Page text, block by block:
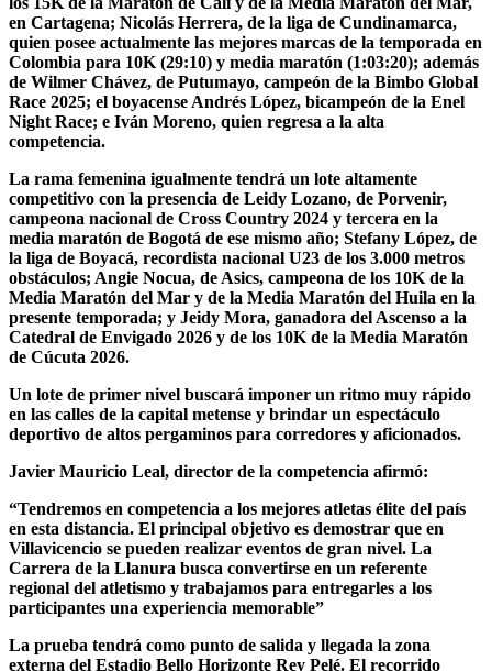
en Cartagena; Nicolás Herrera, de la liga de Cundinamarca,
quien posee actualmente las mejores marcas de la temporada en
Colombia para 10K (29:10) y media maratón (1:03:20); además
de Wilmer Chávez, de Putumayo, campeón de la Bimbo Global
Race 2025; el boyacense Andrés López, bicampeón de la Enel
Night Race; e Iván Moreno, quien regresa a la alta
competencia.
La rama femenina igualmente tendrá un lote altamente
competitivo con la presencia de Leidy Lozano, de Porvenir,
campeona nacional de Cross Country 2024 y tercera en la
media maratón de Bogotá de ese mismo año; Stefany López, de
la liga de Boyacá, recordista nacional U23 de los 3.000 metros
obstáculos; Angie Nocua, de Asics, campeona de los 10K de la
Media Maratón del Mar y de la Media Maratón del Huila en la
presente temporada; y Jeidy Mora, ganadora del Ascenso a la
Catedral de Envigado 2026 y de los 10K de la Media Maratón
de Cúcuta 2026.
Un lote de primer nivel buscará imponer un ritmo muy rápido
en las calles de la capital metense y brindar un espectáculo
deportivo de altos pergaminos para corredores y aficionados.
Javier Mauricio Leal, director de la competencia afirmó:
“Tendremos en competencia a los mejores atletas élite del país
en esta distancia. El principal objetivo es demostrar que en
Villavicencio se pueden realizar eventos de gran nivel. La
Carrera de la Llanura busca convertirse en un referente
regional del atletismo y trabajamos para entregarles a los
participantes una experiencia memorable”
La prueba tendrá como punto de salida y llegada la zona
externa del Estadio Bello Horizonte Rey Pelé. El recorrido